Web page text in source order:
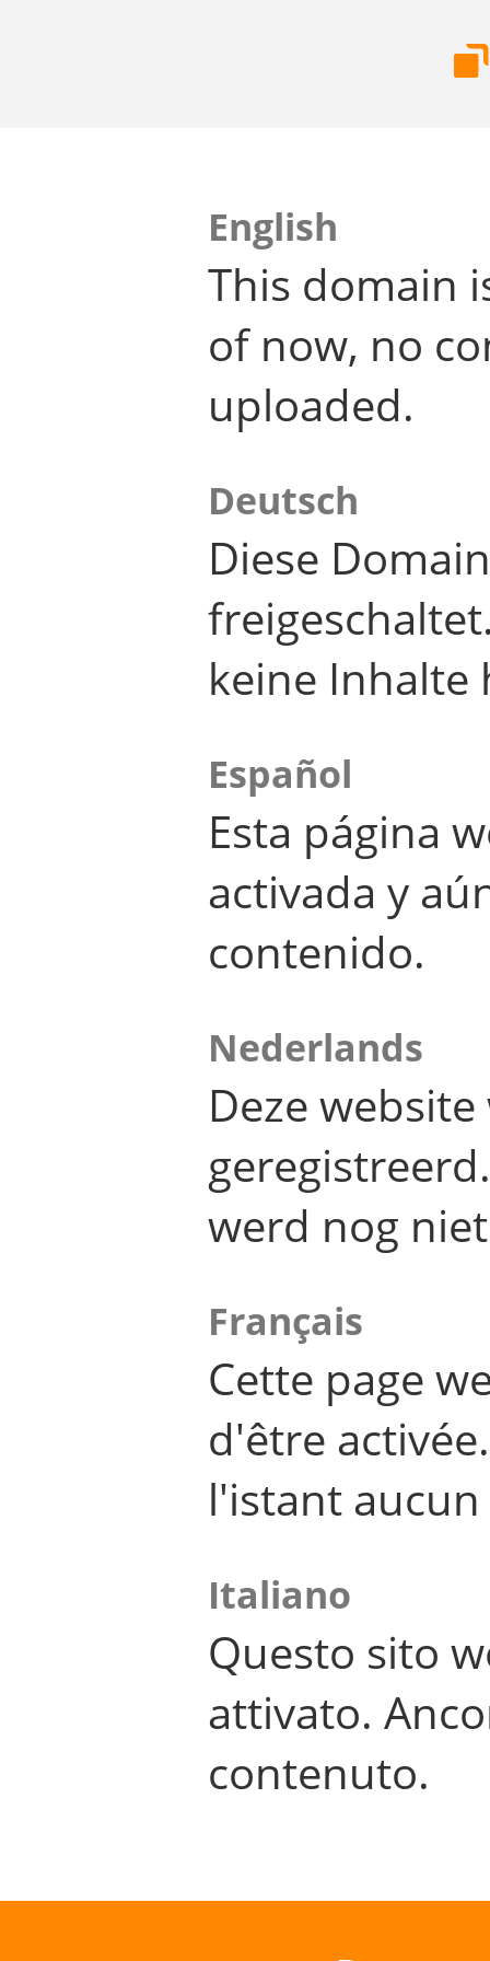
English
This domain
of now, no
uploaded.
Deutsch
Diese
keine Inhalte
Español
Esta página
activada y
contenido.
Nederlands
Deze
werd nog
Français
Cette page
d'être
l'istant
Italiano
Questo sito
attivato.
contenuto.